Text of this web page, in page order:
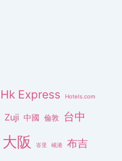
Hk Express Hotels.com
Zuji 中國 倫敦 台中
大阪 峇里 峴港 布吉